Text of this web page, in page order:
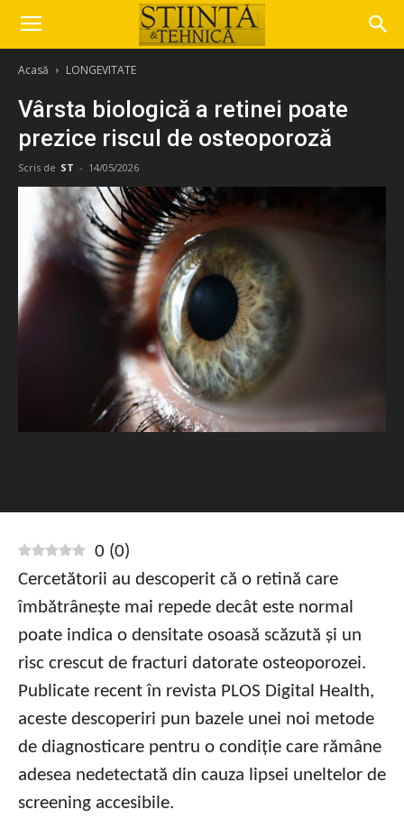
Acasă LONGEVITATE
Vârsta biologică a retinei poate
prezice riscul de osteoporoză
Scris de ST - 14/05/2026
0 (0)
Cercetătorii au descoperit că o retină care
îmbătrânește mai repede decât este normal
poate indica o densitate osoasă scăzută și un
risc crescut de fracturi datorate osteoporozei.
Publicate recent în revista PLOS Digital Health,
aceste descoperiri pun bazele unei noi metode
de diagnosticare pentru o condiție care rămâne
adesea nedetectată din cauza lipsei uneltelor de
screening accesibile.